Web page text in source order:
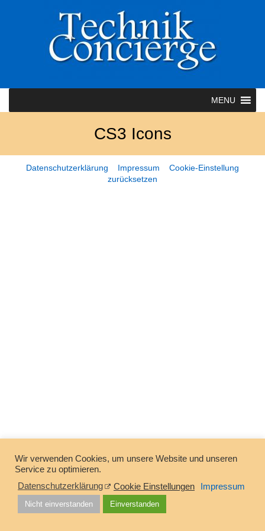
MENU
CS3 Icons
Datenschutzerklärung Impressum
Cookie-Einstellung
zurücksetzen
Wir verwenden Cookies, um unsere Website und unseren
Service zu optimieren.
Datenschutzerklärung
Cookie Einstellungen Impressum
Nicht einverstanden Einverstanden